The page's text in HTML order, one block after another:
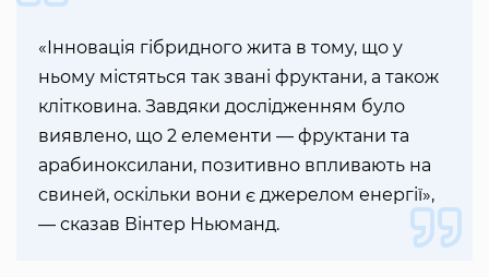
«Інновація гібридного жита в тому, що у
ньому містяться так звані фруктани, а також
клітковина. Завдяки дослідженням було
виявлено, що 2 елементи — фруктани та
арабиноксилани, позитивно впливають на
свиней, оскільки вони є джерелом енергії»,
— сказав Вінтер Ньюманд.